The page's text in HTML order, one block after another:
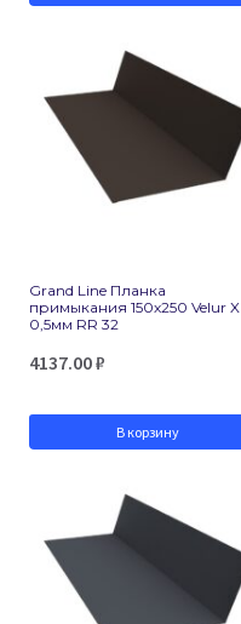
Grand Line Планка
примыкания 150х250 Velur X
0,5мм RR 32
4137.00₽
В корзину